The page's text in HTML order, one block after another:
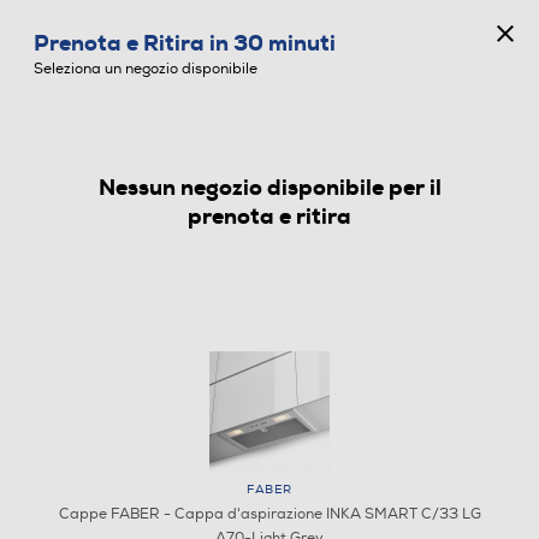
Prenota e Ritira in 30 minuti
Seleziona un negozio disponibile
Nessun negozio disponibile per il
prenota e ritira
FABER
Cappe FABER - Cappa d'aspirazione INKA SMART C/33 LG